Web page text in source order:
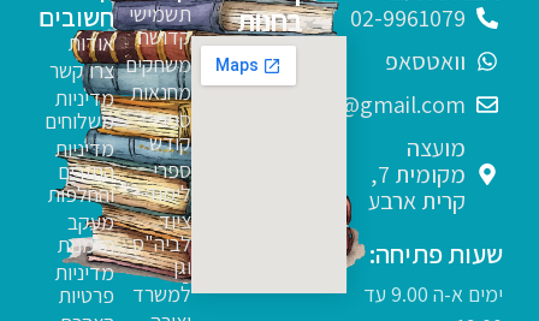
תשמישי
קדושה
משחקים
מחנאות
ספרי
קודש
ספרי
לימוד
ציוד
לביה"ס
וגן
למשרד
חשובים
אודות
צרו קשר
מדיניות
משלוחים
מדיניות
החזרים
והחלפות
מעקב
הזמנות
מדיניות
פרטיות
02-9961079
וואטסאפ
sfarim.k4@gmail.com
מועצה
מקומית 7,
קרית ארבע
שעות פתיחה:
ימים א-ה 9.00 עד
בחנות